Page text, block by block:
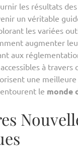
les résultats
un véritable
les variées
augmenter
aux
à travers
une meilleure
le monde